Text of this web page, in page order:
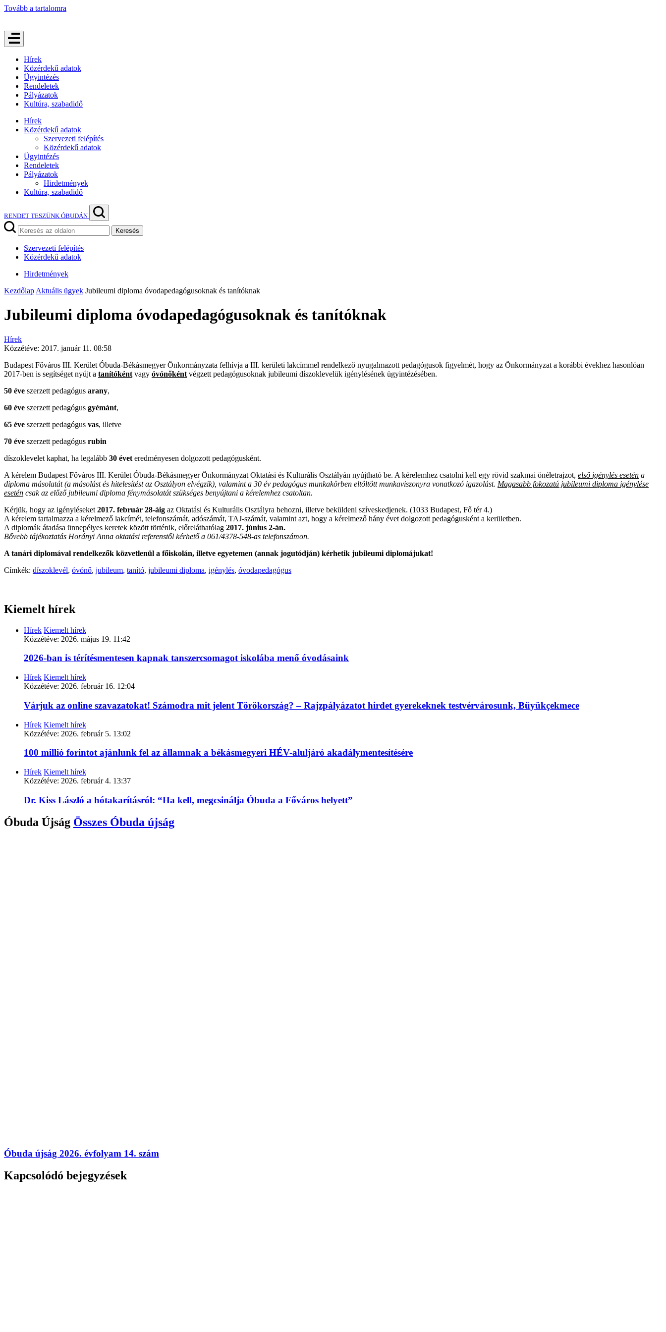
Tovább a tartalomra
Hírek
Közérdekű adatok
Ügyintézés
Rendeletek
Pályázatok
Kultúra, szabadidő
Hírek
Közérdekű adatok
Szervezeti felépítés
Közérdekű adatok
Ügyintézés
Rendeletek
Pályázatok
Hirdetmények
Kultúra, szabadidő
RENDET TESZÜNK ÓBUDÁN
Keresés
Szervezeti felépítés
Közérdekű adatok
Hirdetmények
Kezdőlap Aktuális ügyek Jubileumi diploma óvodapedagógusoknak és tanítóknak
Jubileumi diploma óvodapedagógusoknak és tanítóknak
Hírek
Közzétéve: 2017. január 11. 08:58
Budapest Főváros III. Kerület Óbuda-Békásmegyer Önkormányzata felhívja a III. kerületi lakcímmel rendelkező nyugalmazott pedagógusok figyelmét, hogy az Önkormányzat a korábbi évekhez hasonlóan
2017-ben is segítséget nyújt a tanítóként vagy óvónőként végzett pedagógusoknak jubileumi díszoklevelük igénylésének ügyintézésében.
50 éve szerzett pedagógus arany,
60 éve szerzett pedagógus gyémánt,
65 éve szerzett pedagógus vas, illetve
70 éve szerzett pedagógus rubin
díszoklevelet kaphat, ha legalább 30 évet eredményesen dolgozott pedagógusként.
A kérelem Budapest Főváros III. Kerület Óbuda-Békásmegyer Önkormányzat Oktatási és Kulturális Osztályán nyújtható be. A kérelemhez csatolni kell egy rövid szakmai önéletrajzot, első igénylés esetén a
diploma másolatát (a másolást és hitelesítést az Osztályon elvégzik), valamint a 30 év pedagógus munkakörben eltöltött munkaviszonyra vonatkozó igazolást. Magasabb fokozatú jubileumi diploma igénylése
esetén csak az előző jubileumi diploma fénymásolatát szükséges benyújtani a kérelemhez csatoltan.
Kérjük, hogy az igényléseket 2017. február 28-áig az Oktatási és Kulturális Osztályra behozni, illetve beküldeni szíveskedjenek. (1033 Budapest, Fő tér 4.)
A kérelem tartalmazza a kérelmező lakcímét, telefonszámát, adószámát, TAJ-számát, valamint azt, hogy a kérelmező hány évet dolgozott pedagógusként a kerületben.
A diplomák átadása ünnepélyes keretek között történik, előreláthatólag 2017. június 2-án.
Bővebb tájékoztatás Horányi Anna oktatási referenstől kérhető a 061/4378-548-as telefonszámon.
A tanári diplomával rendelkezők közvetlenül a főiskolán, illetve egyetemen (annak jogutódján) kérhetik jubileumi diplomájukat!
Címkék: díszoklevél, óvónő, jubileum, tanító, jubileumi diploma, igénylés, óvodapedagógus
Kiemelt hírek
Hírek Kiemelt hírek
Közzétéve: 2026. május 19. 11:42
2026-ban is térítésmentesen kapnak tanszercsomagot iskolába menő óvodásaink
Hírek Kiemelt hírek
Közzétéve: 2026. február 16. 12:04
Várjuk az online szavazatokat! Számodra mit jelent Törökország? – Rajzpályázatot hirdet gyerekeknek testvérvárosunk, Büyükçekmece
Hírek Kiemelt hírek
Közzétéve: 2026. február 5. 13:02
100 millió forintot ajánlunk fel az államnak a békásmegyeri HÉV-aluljáró akadálymentesítésére
Hírek Kiemelt hírek
Közzétéve: 2026. február 4. 13:37
Dr. Kiss László a hótakarításról: “Ha kell, megcsinálja Óbuda a Főváros helyett”
Óbuda Újság Összes Óbuda újság
Óbuda újság 2026. évfolyam 14. szám
Kapcsolódó bejegyzések